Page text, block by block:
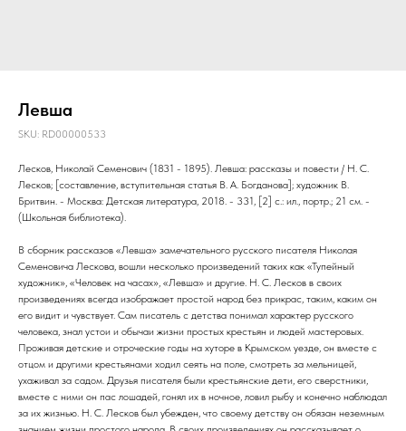
Левша
SKU: RD00000533
Лесков, Николай Семенович (1831 - 1895). Левша: рассказы и повести / Н. С.
Лесков; [составление, вступительная статья В. А. Богданова]; художник В.
Бритвин. - Москва: Детская литература, 2018. - 331, [2] с.: ил., портр.; 21 см. -
(Школьная библиотека).
В сборник рассказов «Левша» замечательного русского писателя Николая
Семеновича Лескова, вошли несколько произведений таких как «Тупейный
художник», «Человек на часах», «Левша» и другие. Н. С. Лесков в своих
произведениях всегда изображает простой народ без прикрас, таким, каким он
его видит и чувствует. Сам писатель с детства понимал характер русского
человека, знал устои и обычаи жизни простых крестьян и людей мастеровых.
Проживая детские и отроческие годы на хуторе в Крымском уезде, он вместе с
отцом и другими крестьянами ходил сеять на поле, смотреть за мельницей,
ухаживал за садом. Друзья писателя были крестьянские дети, его сверстники,
вместе с ними он пас лошадей, гонял их в ночное, ловил рыбу и конечно наблюдал
за их жизнью. Н. С. Лесков был убежден, что своему детству он обязан неземным